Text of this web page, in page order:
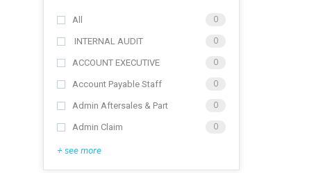
All 0
INTERNAL AUDIT 0
ACCOUNT EXECUTIVE 0
Account Payable Staff 0
Admin Aftersales & Part 0
Admin Claim 0
+ see more